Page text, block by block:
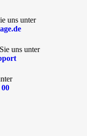
uns unter
uns unter
00